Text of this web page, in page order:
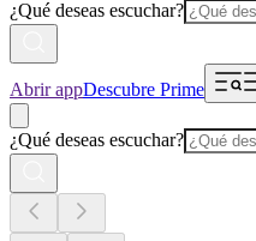
¿Qué deseas escuchar?
Abrir appDescubre Prime
¿Qué deseas escuchar?